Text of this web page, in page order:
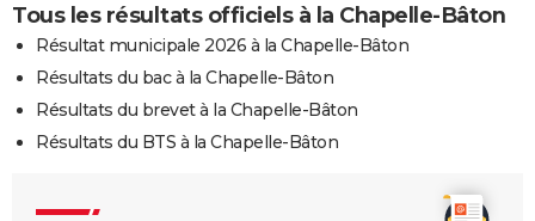
Tous les résultats officiels à la Chapelle-Bâton
Résultat municipale 2026 à la Chapelle-Bâton
Résultats du bac à la Chapelle-Bâton
Résultats du brevet à la Chapelle-Bâton
Résultats du BTS à la Chapelle-Bâton